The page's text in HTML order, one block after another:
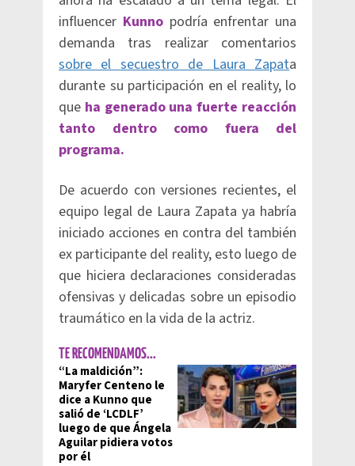
influencer Kunno podría enfrentar una
demanda tras realizar comentarios
sobre el secuestro de Laura Zapata
durante su participación en el reality, lo
que ha generado una fuerte reacción
tanto dentro como fuera del
programa.
De acuerdo con versiones recientes, el
equipo legal de Laura Zapata ya habría
iniciado acciones en contra del también
ex participante del reality, esto luego de
que hiciera declaraciones consideradas
ofensivas y delicadas sobre un episodio
traumático en la vida de la actriz.
TE RECOMENDAMOS...
“La maldición”:
Maryfer Centeno le
dice a Kunno que
salió de ‘LCDLF’
luego de que Ángela
Aguilar pidiera votos
por él